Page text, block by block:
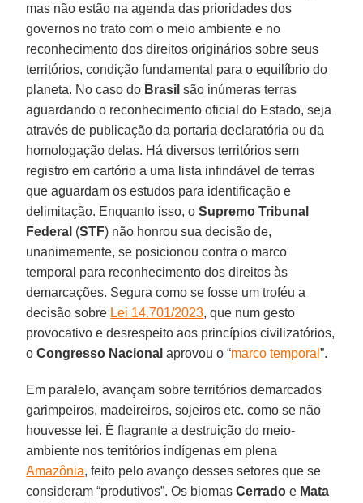
mas não estão na agenda das prioridades dos
governos no trato com o meio ambiente e no
reconhecimento dos direitos originários sobre seus
territórios, condição fundamental para o equilíbrio do
planeta. No caso do Brasil são inúmeras terras
aguardando o reconhecimento oficial do Estado, seja
através de publicação da portaria declaratória ou da
homologação delas. Há diversos territórios sem
registro em cartório a uma lista infindável de terras
que aguardam os estudos para identificação e
delimitação. Enquanto isso, oSupremo Tribunal
Federal (STF) não honrou sua decisão de,
unanimemente, se posicionou contra o marco
temporal para reconhecimento dos direitos às
demarcações. Segura como se fosse um troféu a
decisão sobre Lei 14.701/2023, que num gesto
provocativo e desrespeito aos princípios civilizatórios,
oCongresso Nacional aprovou o “marco temporal”.
Em paralelo, avançam sobre territórios demarcados
garimpeiros, madeireiros, sojeiros etc. como se não
houvesse lei. É flagrante a destruição do meio-
ambiente nos territórios indígenas em plena
Amazônia, feito pelo avanço desses setores que se
consideram “produtivos”. Os biomasCerrado e Mata